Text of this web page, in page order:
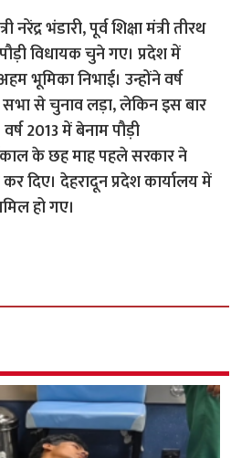
भंडारी, पूर्व शिक्षा मंत्री तीरथ
विधायक चुने गए। प्रदेश में
भूमिका निभाई। उन्होंने वर्ष
सभा से चुनाव लड़ा, लेकिन इस बार
2013 में बेनाम पौड़ी
के छह माह पहले सरकार ने
दिए। देहरादून प्रदेश कार्यालय में
हो गए।